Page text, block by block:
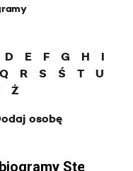
D E F G H
I
Q R S Ś T
U
Ż
osobę